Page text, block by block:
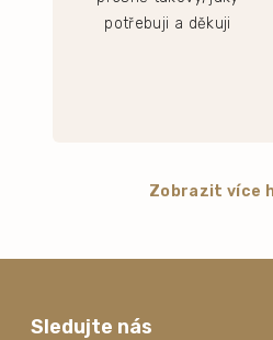
potřebuji a děkuji
Zobrazit více
Sledujte nás